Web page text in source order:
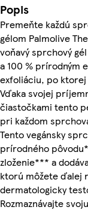
Popis
Premeňte každú
gélom Palmolive
voňavý sprchový
a 100 % prírodným
exfoliáciu, po ktorej
Vďaka svojej
čiastočkami tento
pri každom
Tento vegánsky
prírodného
zloženie*** a
ktorú môžete ďalej
dermatologicky
Rozmaznávajte